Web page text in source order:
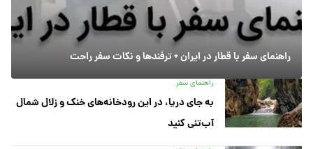
راهنمای سفر با قطار در ایران + ترفندها و نکات سفر راحت
راهنمای سفر
به جای دریا، در این رودخانه‌های خنک و زلال شمال
آب‌تنی کنید